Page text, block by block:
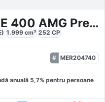
Mercedes-Benz GLE 400 AMG Premium MegaOptik
1.999 cm³ 252 CP
MER204740
anuală 5,7% pentru persoane